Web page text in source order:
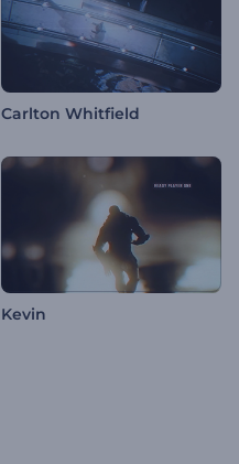
Carlton Whitfield
Kevin